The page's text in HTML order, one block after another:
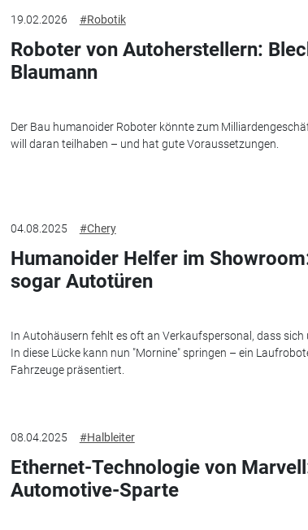
19.02.2026 #Robotik
Roboter von Autoherstellern:
Blaumann
Der Bau humanoider Roboter könnte zum
will daran teilhaben – und hat gute Voraussetzungen.
04.08.2025 #Chery
Humanoider Helfer im
sogar Autotüren
In Autohäusern fehlt es oft an Verkaufspersonal, dass sich
In diese Lücke kann nun "Mornine" springen – ein
Fahrzeuge präsentiert.
08.04.2025 #Halbleiter
Ethernet-Technologie von
Automotive-Sparte